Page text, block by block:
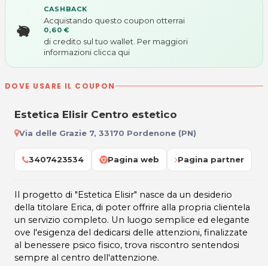
CASHBACK
Acquistando questo coupon otterrai
0,60 €
di credito sul tuo wallet. Per maggiori
informazioni clicca qui
DOVE USARE IL COUPON
Estetica Elisir Centro estetico
Via delle Grazie 7, 33170 Pordenone (PN)
3407423534 Pagina web Pagina partner
Il progetto di "Estetica Elisir" nasce da un desiderio
della titolare Erica, di poter offrire alla propria clientela
un servizio completo. Un luogo semplice ed elegante
ove l'esigenza del dedicarsi delle attenzioni, finalizzate
al benessere psico fisico, trova riscontro sentendosi
sempre al centro dell'attenzione.